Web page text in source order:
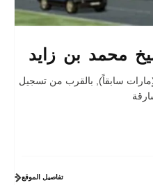
محمد بن زايد
سابقاً), بالقرب من تسجيل
تفاصيل الموقع